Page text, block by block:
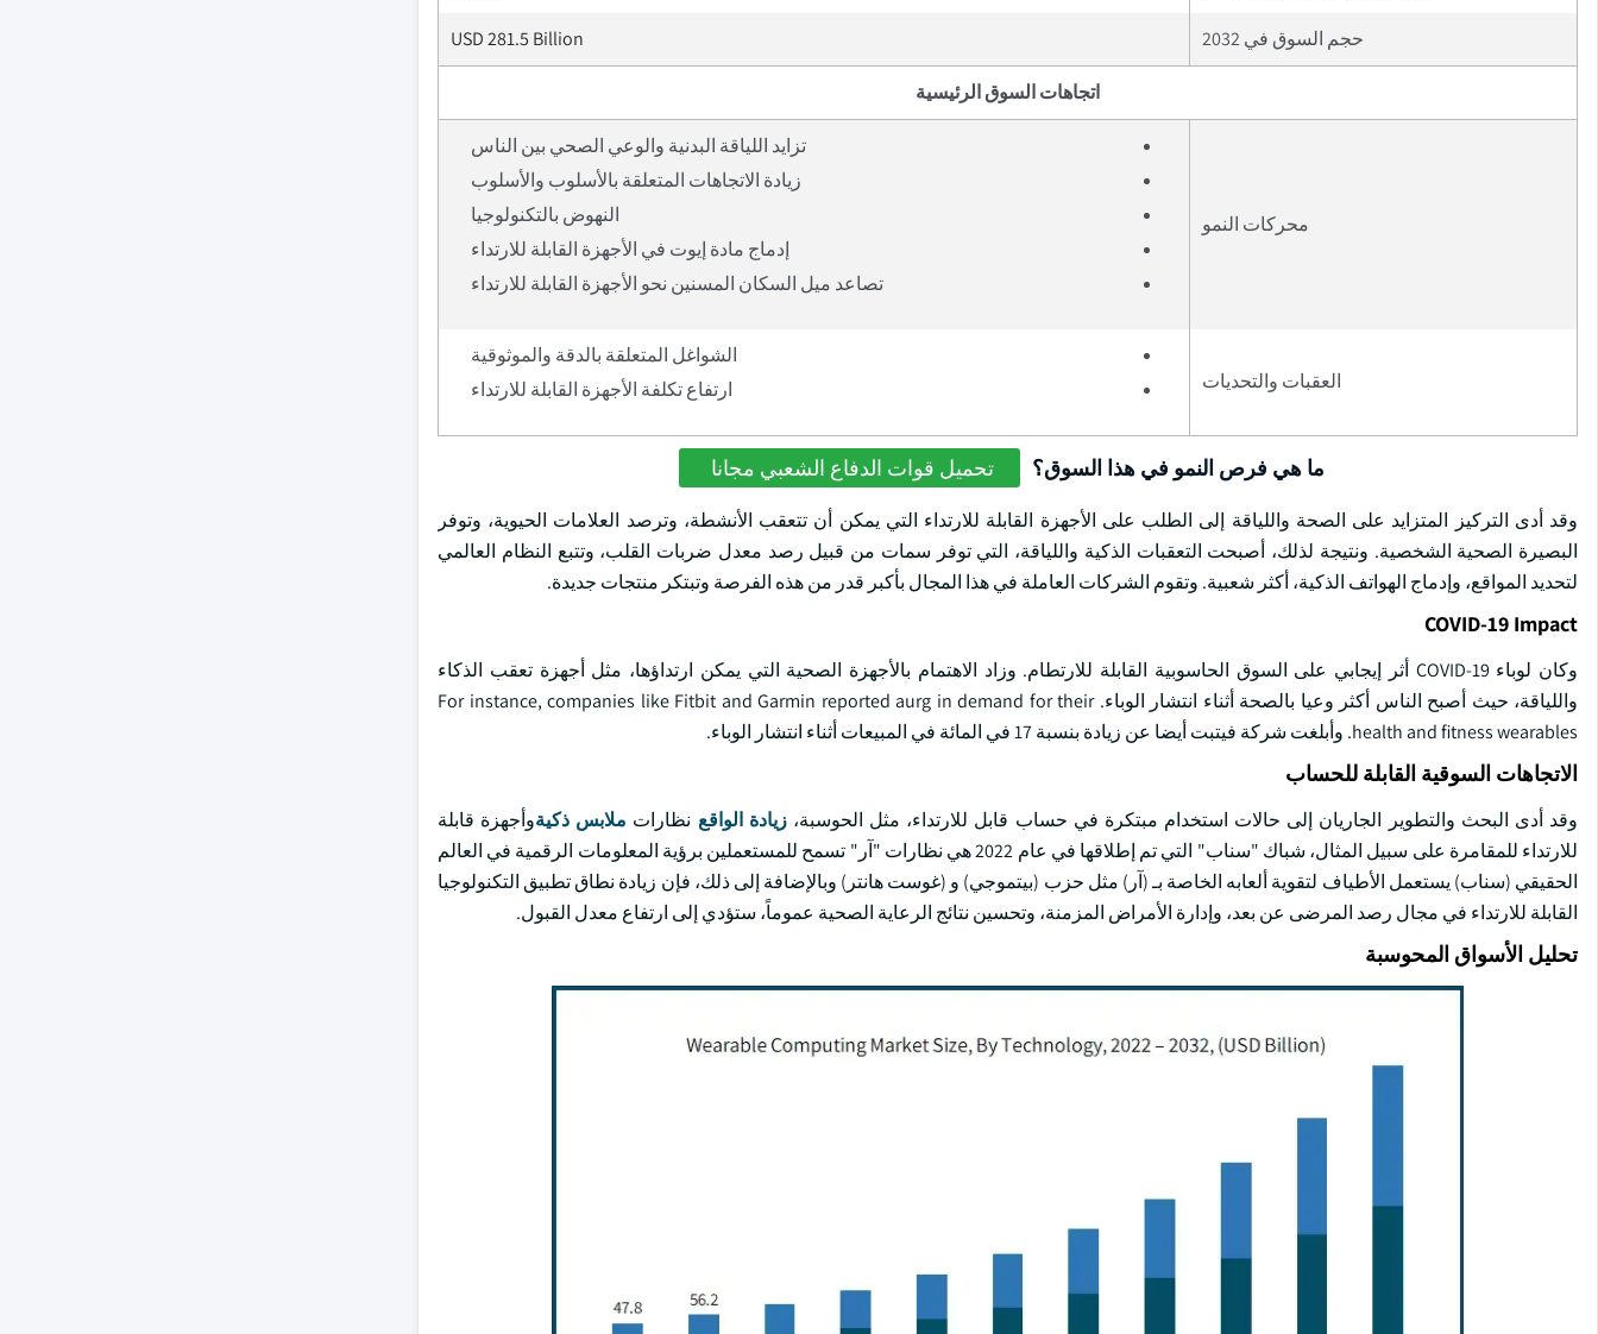
حجم السوق في 2032 USD 281.5 Billion
اتجاهات السوق الرئيسية
محركات النمو
تزايد اللياقة البدنية والوعي الصحي بين الناس
زيادة الاتجاهات المتعلقة بالأسلوب والأسلوب
النهوض بالتكنولوجيا
إدماج مادة إيوت في الأجهزة القابلة للارتداء
تصاعد ميل السكان المسنين نحو الأجهزة القابلة للارتداء
العقبات والتحديات
الشواغل المتعلقة بالدقة والموثوقية
ارتفاع تكلفة الأجهزة القابلة للارتداء
ما هي فرص النمو في هذا السوق؟ تحميل قوات الدفاع الشعبي مجانا
وقد أدى التركيز المتزايد على الصحة واللياقة إلى الطلب على الأجهزة القابلة للارتداء التي يمكن أن تتعقب الأنشطة، وترصد العلامات الحيوية، وتوفر
البصيرة الصحية الشخصية. ونتيجة لذلك، أصبحت التعقبات الذكية واللياقة، التي توفر سمات من قبيل رصد معدل ضربات القلب، وتتبع النظام العالمي
لتحديد المواقع، وإدماج الهواتف الذكية، أكثر شعبية. وتقوم الشركات العاملة في هذا المجال بأكبر قدر من هذه الفرصة وتبتكر منتجات جديدة.
COVID-19 Impact
وكان لوباء COVID-19 أثر إيجابي على السوق الحاسوبية القابلة للارتطام. وزاد الاهتمام بالأجهزة الصحية التي يمكن ارتداؤها، مثل أجهزة تعقب الذكاء
واللياقة، حيث أصبح الناس أكثر وعيا بالصحة أثناء انتشار الوباء. For instance, companies like Fitbit and Garmin reported aurg in demand for their
health and fitness wearables. وأبلغت شركة فيتبت أيضا عن زيادة بنسبة 17 في المائة في المبيعات أثناء انتشار الوباء.
الاتجاهات السوقية القابلة للحساب
وقد أدى البحث والتطوير الجاريان إلى حالات استخدام مبتكرة في حساب قابل للارتداء، مثل الحوسبة،زيادة الواقع نظارات ملابس ذكيةوأجهزة قابلة
للارتداء للمقامرة على سبيل المثال، شباك "سناب" التي تم إطلاقها في عام 2022 هي نظارات "آر" تسمح للمستعملين برؤية المعلومات الرقمية في العالم
الحقيقي (سناب) يستعمل الأطياف لتقوية ألعابه الخاصة بـ (آر) مثل حزب (بيتموجي) و (غوست هانتر) وبالإضافة إلى ذلك، فإن زيادة نطاق تطبيق التكنولوجيا
القابلة للارتداء في مجال رصد المرضى عن بعد، وإدارة الأمراض المزمنة، وتحسين نتائج الرعاية الصحية عموماً، ستؤدي إلى ارتفاع معدل القبول.
تحليل الأسواق المحوسبة